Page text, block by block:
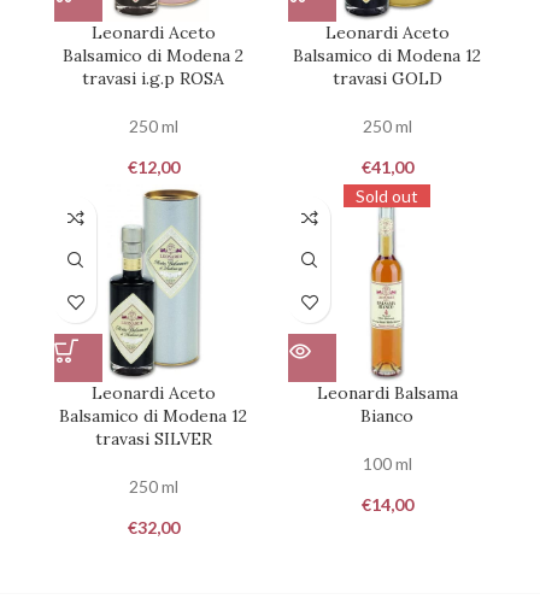
Leonardi Aceto
Balsamico di Modena 2
travasi i.g.p ROSA
250 ml
€12,00
Leonardi Aceto
Balsamico di Modena 12
travasi GOLD
250 ml
€41,00
Leonardi Aceto
Balsamico di Modena 12
travasi SILVER
250 ml
€32,00
Sold out
Leonardi Balsama
Bianco
100 ml
€14,00